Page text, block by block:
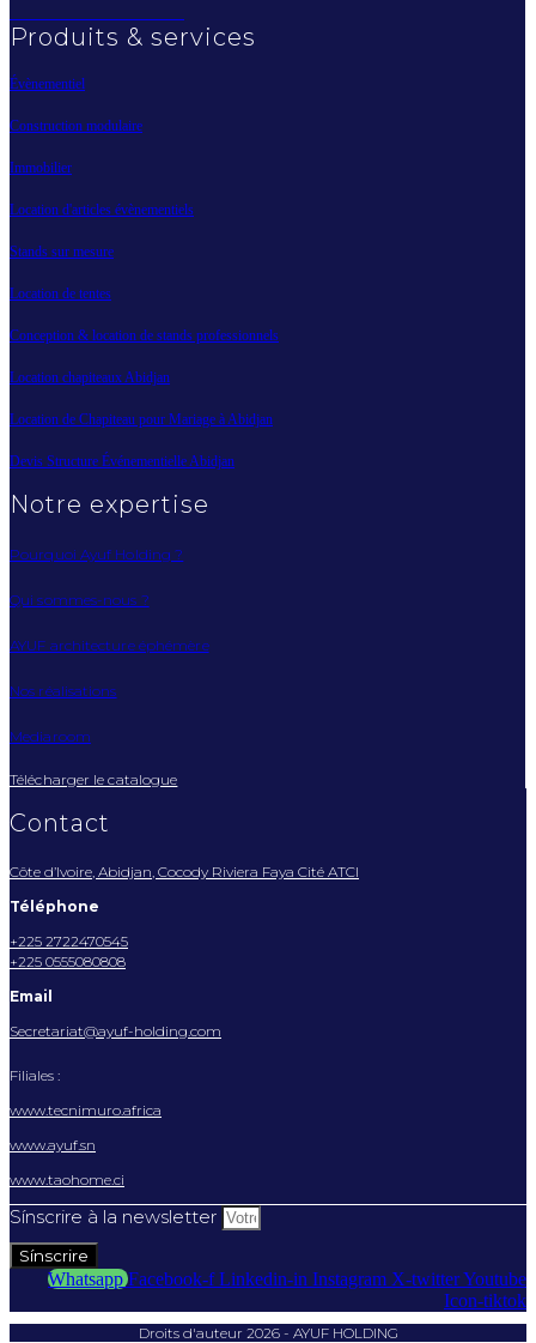
Produits & services
Évènementiel
Construction modulaire
Immobilier
Location d'articles évènementiels
Stands sur mesure
Location de tentes
Conception & location de stands professionnels
Location chapiteaux Abidjan
Location de Chapiteau pour Mariage à Abidjan
Devis Structure Événementielle Abidjan
Notre expertise
Pourquoi Ayuf Holding ?
Qui sommes-nous ?
AYUF architecture éphémère
Nos réalisations
Mediaroom
Télécharger le catalogue
Contact
Côte d’Ivoire, Abidjan, Cocody Riviera Faya Cité ATCI
Téléphone
+225 2722470545
+225 0555080808
Email
Secretariat@ayuf-holding.com
Filiales :
www.tecnimuro.africa
www.ayuf.sn
www.taohome.ci
Sínscrire à la newsletter
Sínscrire
Whatsapp Facebook-f Linkedin-in Instagram X-twitterYoutube
Icon-tiktok
Droits d'auteur 2026 - AYUF HOLDING